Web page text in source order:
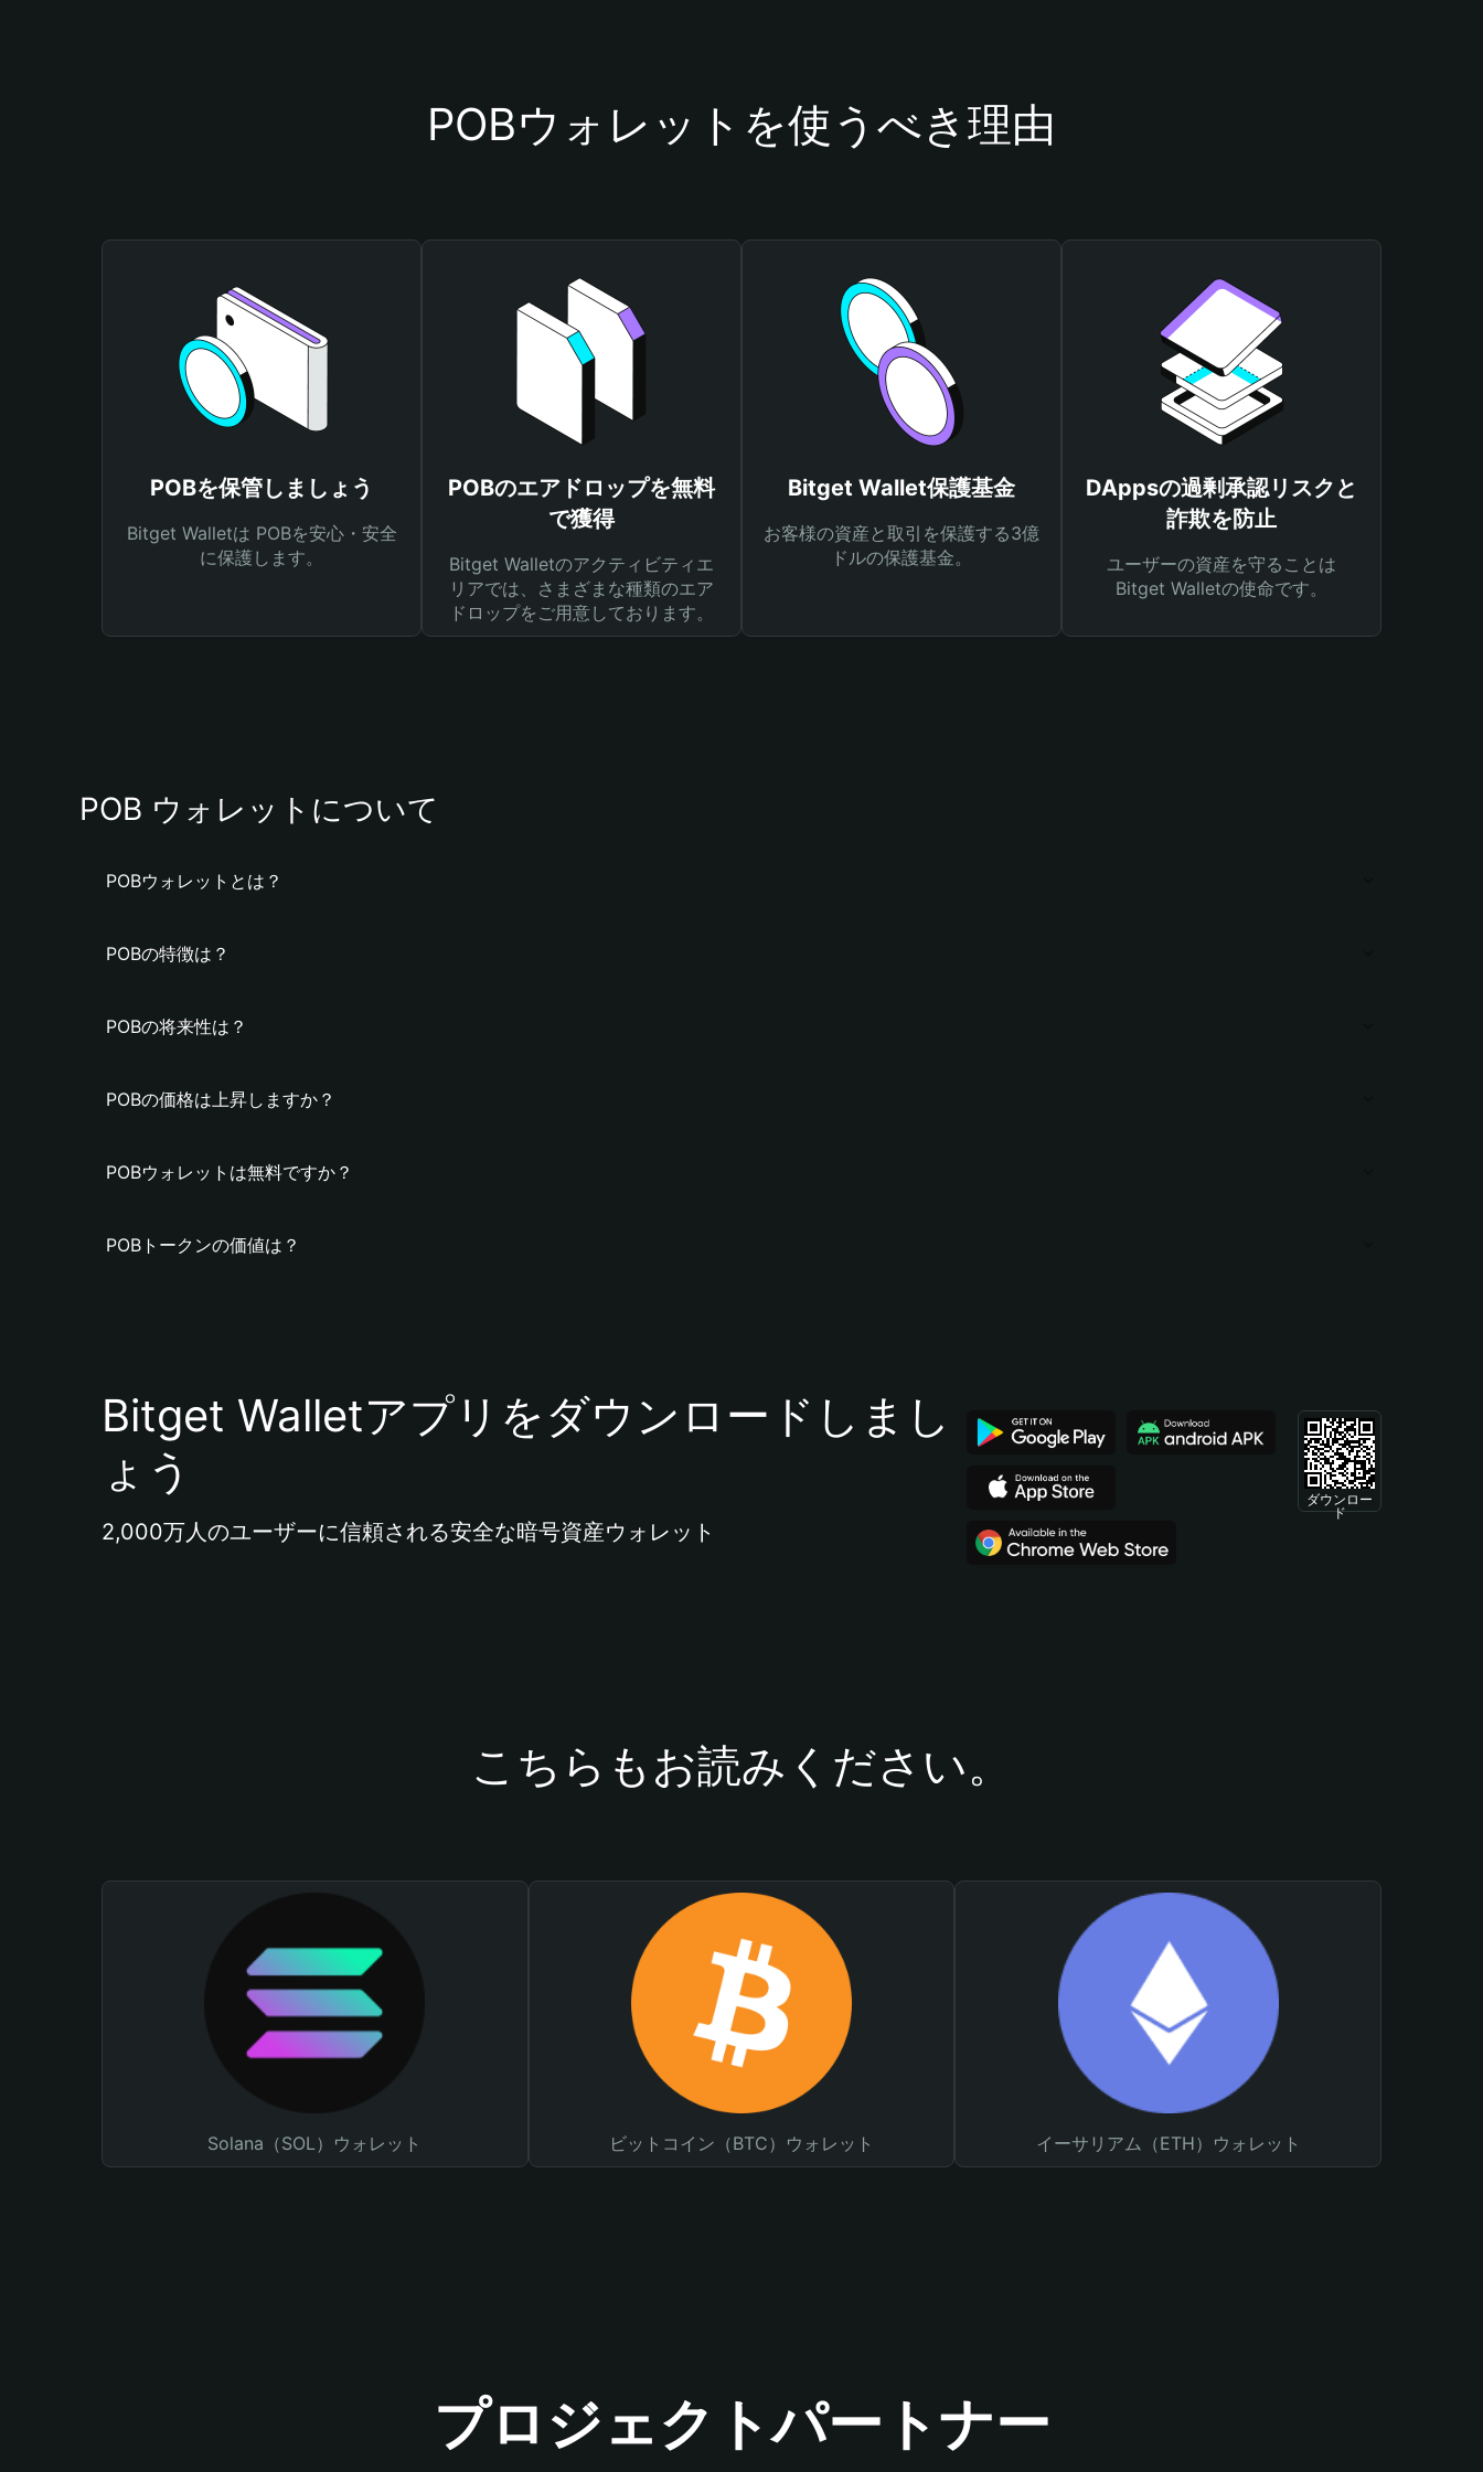
POBウォレットを使うべき理由
POBを保管しましょう
Bitget Walletは POBを安心・安全
に保護します。
POBのエアドロップを無料
で獲得
Bitget Walletのアクティビティエ
リアでは、さまざまな種類のエア
ドロップをご用意しております。
Bitget Wallet保護基金
お客様の資産と取引を保護する3億
ドルの保護基金。
DAppsの過剰承認リスクと
詐欺を防止
ユーザーの資産を守ることは
Bitget Walletの使命です。
POB ウォレットについて
POBウォレットとは？
POBの特徴は？
POBの将来性は？
POBの価格は上昇しますか？
POBウォレットは無料ですか？
POBトークンの価値は？
Bitget Walletアプリをダウンロードしまし
ょう
2,000万人のユーザーに信頼される安全な暗号資産ウォレット
ダウンロー
ド
こちらもお読みください。
Solana（SOL）ウォレット ビットコイン（BTC）ウォレット イーサリアム（ETH）ウォレット
プロジェクトパートナー